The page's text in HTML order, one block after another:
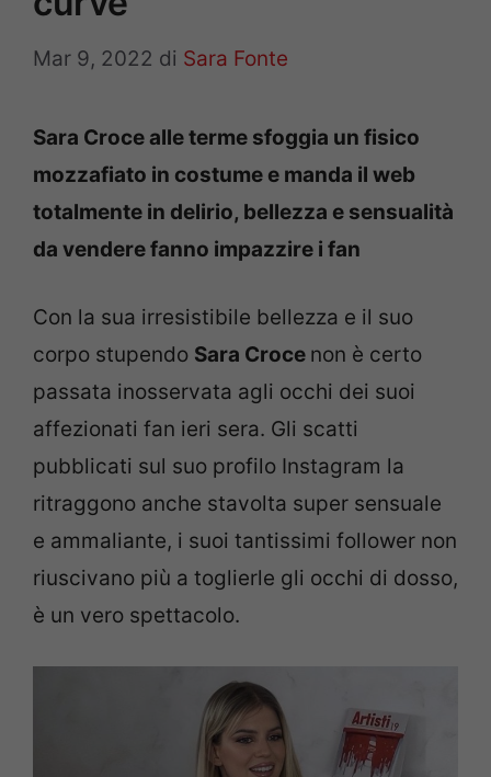
Mar 9, 2022 di Sara Fonte
Sara Croce alle terme sfoggia un fisico
mozzafiato in costume e manda il web
totalmente in delirio, bellezza e sensualità
da vendere fanno impazzire i fan
Con la sua irresistibile bellezza e il suo
corpo stupendo Sara Croce non è certo
passata inosservata agli occhi dei suoi
affezionati fan ieri sera. Gli scatti
pubblicati sul suo profilo Instagram la
ritraggono anche stavolta super sensuale
e ammaliante, i suoi tantissimi follower non
riuscivano più a toglierle gli occhi di dosso,
è un vero spettacolo.